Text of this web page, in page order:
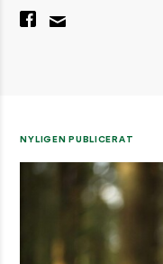
NYLIGEN PUBLICERAT